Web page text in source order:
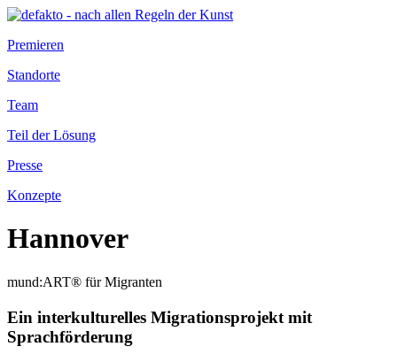
Premieren
Standorte
Team
Teil der Lösung
Presse
Konzepte
Hannover
mund:ART® für Migranten
Ein interkulturelles Migrationsprojekt mit
Sprachförderung